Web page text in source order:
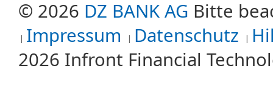
© 2026 DZ BANK AG Bitte
Impressum
Datenschutz
2026 Infront Financial